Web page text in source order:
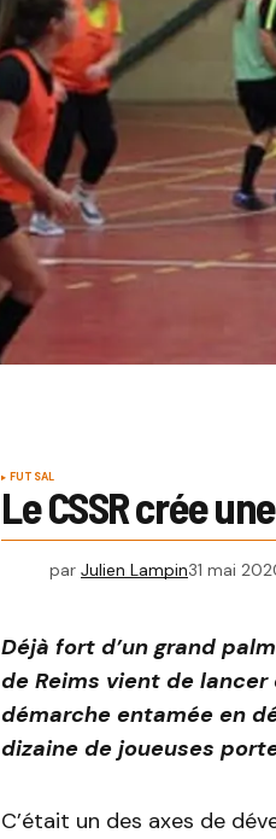
FUTSAL
Le CSSR crée
par Julien Lampin31 mai
Déjà fort d’un grand
de Reims vient de
démarche entamée en
dizaine de joueuses
C’était un des axes de